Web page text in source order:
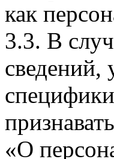
как
3.3. В
сведений,
«О